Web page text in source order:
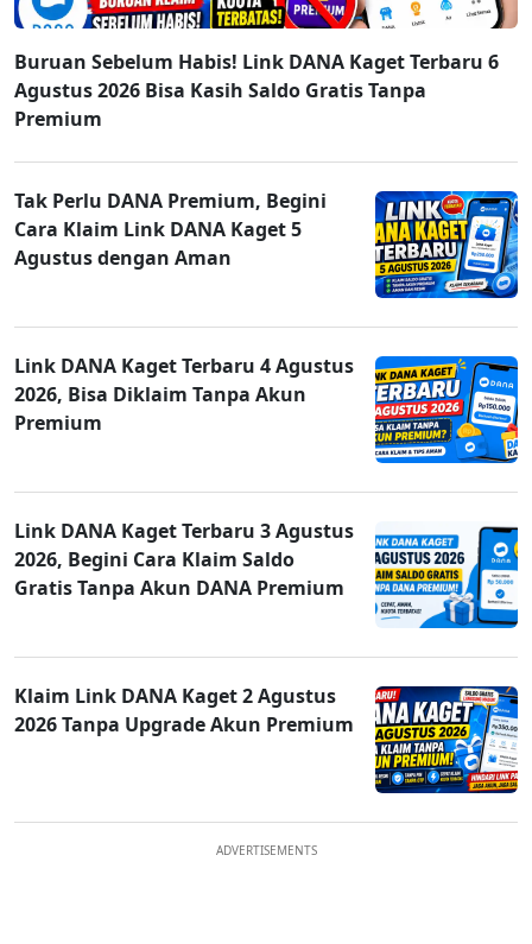
Buruan Sebelum Habis! Link DANA Kaget Terbaru 6
Agustus 2026 Bisa Kasih Saldo Gratis Tanpa
Premium
Tak Perlu DANA Premium, Begini
Cara Klaim Link DANA Kaget 5
Agustus dengan Aman
Link DANA Kaget Terbaru 4 Agustus
2026, Bisa Diklaim Tanpa Akun
Premium
Link DANA Kaget Terbaru 3 Agustus
2026, Begini Cara Klaim Saldo
Gratis Tanpa Akun DANA Premium
Klaim Link DANA Kaget 2 Agustus
2026 Tanpa Upgrade Akun Premium
ADVERTISEMENTS